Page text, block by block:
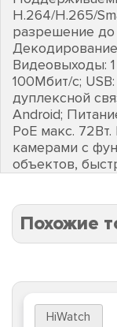
H.264/H.265/
разрешение до
Видеовыходы: 1
100Мбит/с;
дуплексной
Android;
PoE макс.
камерами с
объектов,
Похожие
HiWatch